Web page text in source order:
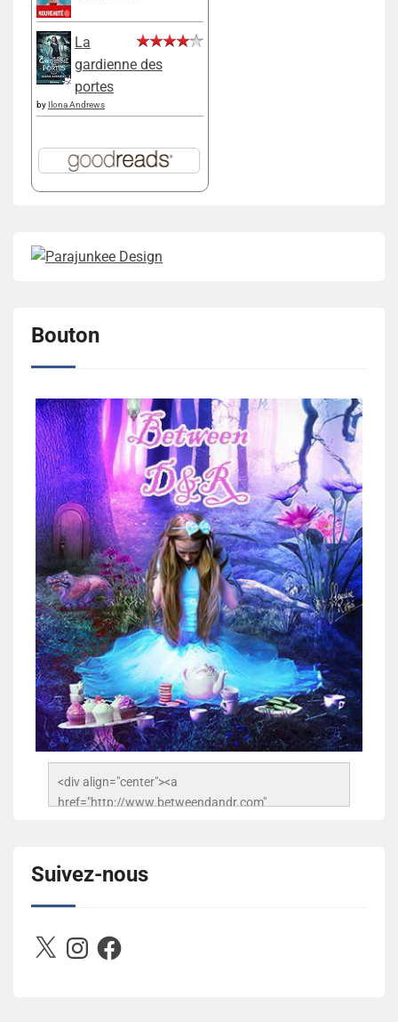
La
gardienne des
portes
by Ilona Andrews
Bouton
<div align="center"><a
href="http://www.betweendandr.com"
503716673157532-2788222864243652657-n.jpg"
alt="Between D&R" style="border:none;" /></a>
</div>
Suivez-nous
X InstagramFacebook